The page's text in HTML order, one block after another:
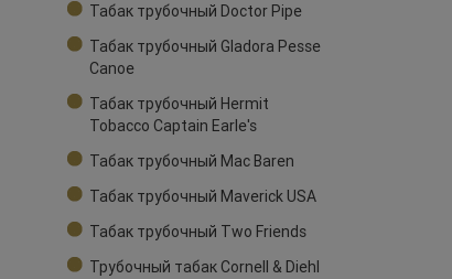
Табак трубочный Doctor Pipe
Табак трубочный Gladora Pesse
Canoe
Табак трубочный Hermit
Tobacco Captain Earle's
Табак трубочный Mac Baren
Табак трубочный Maverick USA
Табак трубочный Two Friends
Трубочный табак Cornell & Diehl